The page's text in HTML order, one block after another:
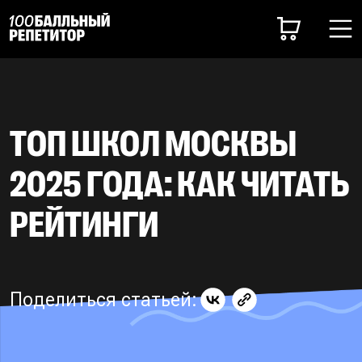
ТОП ШКОЛ МОСКВЫ
2025 ГОДА: КАК ЧИТАТЬ
РЕЙТИНГИ
Поделиться статьей: